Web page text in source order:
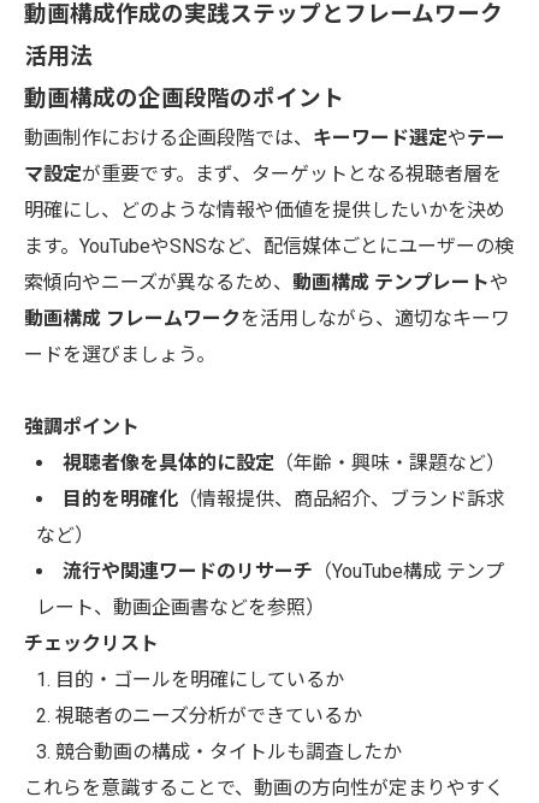
動画構成作成の実践ステップとフレームワーク
活用法
動画構成の企画段階のポイント
動画制作における企画段階では、 キーワード選定やテー
マ設定が重要です。まず、ターゲットとなる視聴者層を
明確にし、どのような情報や価値を提供したいかを決め
ます。YouTubeやSNSなど、配信媒体ごとにユーザーの検
索傾向やニーズが異なるため、 動画構成 テンプレートや
動画構成 フレームワークを活用しながら、適切なキーワ
ードを選びましょう。
強調ポイント
視聴者像を具体的に設定（年齢・興味・課題など）
目的を明確化（情報提供、商品紹介、ブランド訴求
など）
流行や関連ワードのリサーチ （YouTube構成 テンプ
レート、動画企画書などを参照）
チェックリスト
目的・ゴールを明確にしているか
視聴者のニーズ分析ができているか
競合動画の構成・タイトルも調査したか
これらを意識することで、動画の方向性が定まりやすく